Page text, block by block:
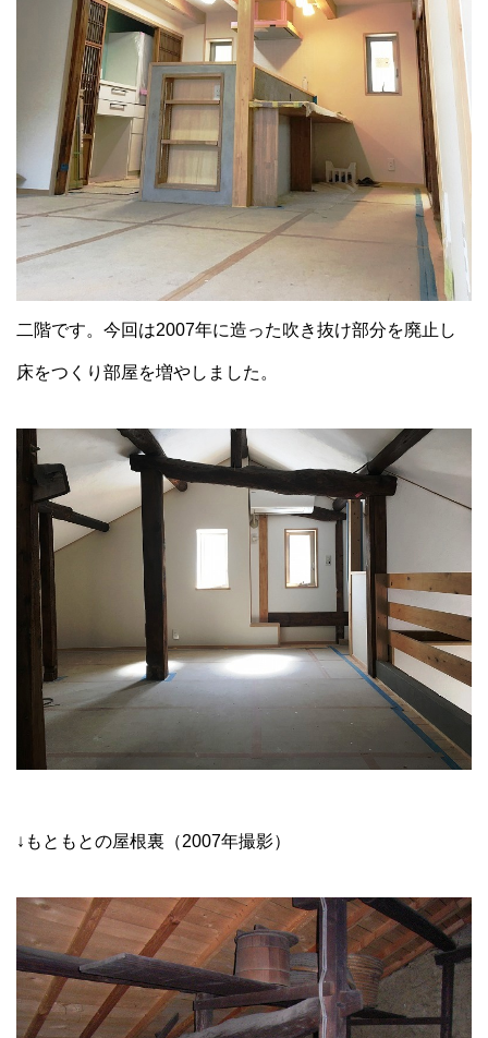
二階です。今回は2007年に造った吹き抜け部分を廃止し
床をつくり部屋を増やしました。
↓もともとの屋根裏（2007年撮影）